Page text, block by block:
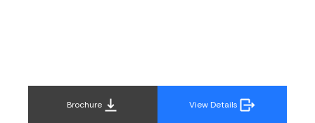
Brochure View Details